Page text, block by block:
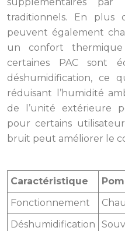
supplémentaires par
traditionnels. En plus
peuvent également
un confort
certaines PAC sont
déshumidification, ce
réduisant l’humidité
de l’unité extérieure
pour certains
bruit peut améliorer le
Caractéristique
Fonctionnement
Déshumidification